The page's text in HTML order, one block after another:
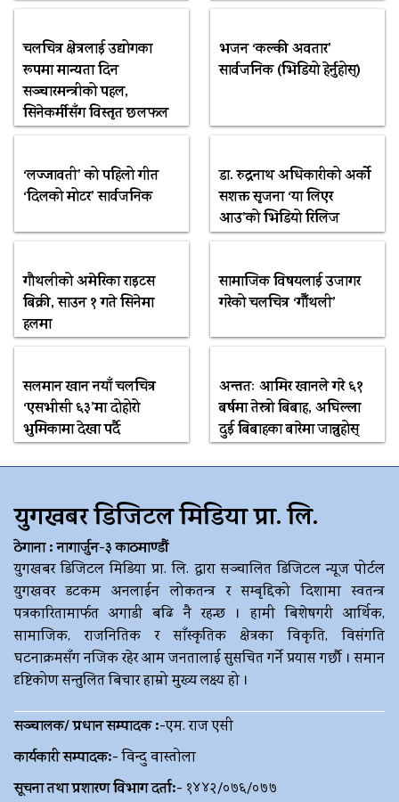
चलचित्र क्षेत्रलाई उद्योगका
रूपमा मान्यता दिन
सञ्चारमन्त्रीको पहल,
सिनेकर्मीसँग विस्तृत छलफल
भजन ‘कल्की अवतार’
सार्वजनिक (भिडियो हेर्नुहोस्)
‘लज्जावती’ को पहिलो गीत
‘दिलको मोटर’ सार्वजनिक
डा. रुद्रनाथ अधिकारीको अर्को
सशक्त सृजना ‘या लिएर
आउ’को भिडियो रिलिज
गौथलीको अमेरिका राइटस
बिक्री, साउन १ गते सिनेमा
हलमा
सामाजिक विषयलाई उजागर
गरेको चलचित्र ‘गौँथली’
सलमान खान नयाँ चलचित्र
‘एसभीसी ६३’मा दोहोरो
भुमिकामा देखा पर्दै
अन्ततः आमिर खानले गरे ६१
बर्षमा तेस्रो बिबाह, अघिल्ला
दुई बिबाहका बारेमा जान्नुहोस्
युगखबर डिजिटल मिडिया प्रा. लि.
ठेगाना : नागार्जुन-३ काठमाण्डौं
युगखबर डिजिटल मिडिया प्रा. लि. द्धारा सञ्चालित डिजिटल न्यूज पोर्टल
युगखवर डटकम अनलाईन लोकतन्त्र र सम्बृद्दिको दिशामा स्वतन्त्र
पत्रकारितामार्फत अगाडी बढि नै रहन्छ । हामी बिशेषगरी आर्थिक,
सामाजिक, राजनितिक र साँस्कृतिक क्षेत्रका विकृति, विसंगति
घटनाक्रमसँग नजिक रहेर आम जनतालाई सुसचित गर्ने प्रयास गर्छौ । समान
दृष्टिकोण सन्तुलित बिचार हाम्रो मुख्य लक्ष्य हो ।
सञ्चालक/ प्रधान सम्पादक :-एम. राज एसी
कार्यकारी सम्पादक:-विन्दु वास्तोला
सूचना तथा प्रशारण विभाग दर्ता:- १४४२/०७६/०७७